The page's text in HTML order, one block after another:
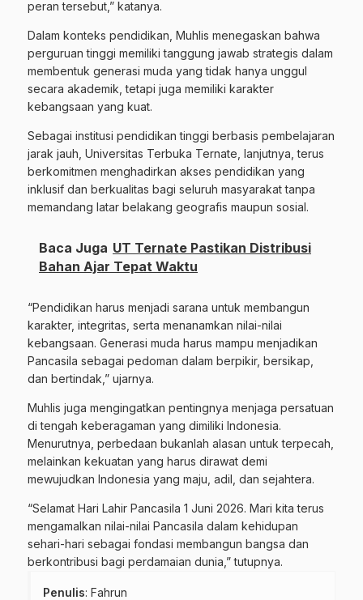
peran tersebut,” katanya.
Dalam konteks pendidikan, Muhlis menegaskan bahwa
perguruan tinggi memiliki tanggung jawab strategis dalam
membentuk generasi muda yang tidak hanya unggul
secara akademik, tetapi juga memiliki karakter
kebangsaan yang kuat.
Sebagai institusi pendidikan tinggi berbasis pembelajaran
jarak jauh, Universitas Terbuka Ternate, lanjutnya, terus
berkomitmen menghadirkan akses pendidikan yang
inklusif dan berkualitas bagi seluruh masyarakat tanpa
memandang latar belakang geografis maupun sosial.
Baca Juga UT Ternate Pastikan Distribusi
Bahan Ajar Tepat Waktu
“Pendidikan harus menjadi sarana untuk membangun
karakter, integritas, serta menanamkan nilai-nilai
kebangsaan. Generasi muda harus mampu menjadikan
Pancasila sebagai pedoman dalam berpikir, bersikap,
dan bertindak,” ujarnya.
Muhlis juga mengingatkan pentingnya menjaga persatuan
di tengah keberagaman yang dimiliki Indonesia.
Menurutnya, perbedaan bukanlah alasan untuk terpecah,
melainkan kekuatan yang harus dirawat demi
mewujudkan Indonesia yang maju, adil, dan sejahtera.
“Selamat Hari Lahir Pancasila 1 Juni 2026. Mari kita terus
mengamalkan nilai-nilai Pancasila dalam kehidupan
sehari-hari sebagai fondasi membangun bangsa dan
berkontribusi bagi perdamaian dunia,” tutupnya.
Penulis: Fahrun